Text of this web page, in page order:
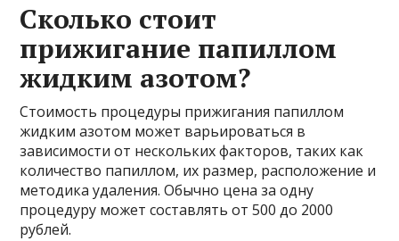
Сколько стоит
прижигание папиллом
жидким азотом?
Стоимость процедуры прижигания папиллом
жидким азотом может варьироваться в
зависимости от нескольких факторов, таких как
количество папиллом, их размер, расположение и
методика удаления. Обычно цена за одну
процедуру может составлять от 500 до 2000
рублей.